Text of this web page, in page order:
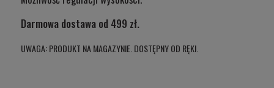
Darmowa dostawa od 499 zł.
UWAGA: PRODUKT NA MAGAZYNIE. DOSTĘPNY OD RĘKI.